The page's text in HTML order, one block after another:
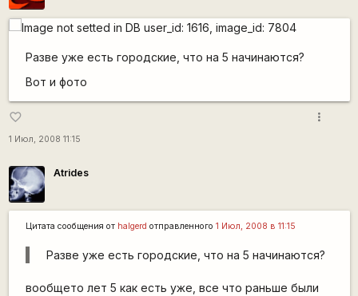
Разве уже есть городские, что на 5 начинаются?
Вот и фото
favorite_border
1 Июл, 2008 11:15
more_vert
Atrides
Цитата сообщения от halgerd отправленного 1 Июл, 2008 в 11:15
Разве уже есть городские, что на 5 начинаются?
вообщето лет 5 как есть уже, все что раньше были